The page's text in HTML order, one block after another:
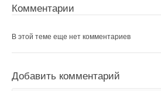
Комментарии
В этой теме еще нет комментариев
Добавить комментарий